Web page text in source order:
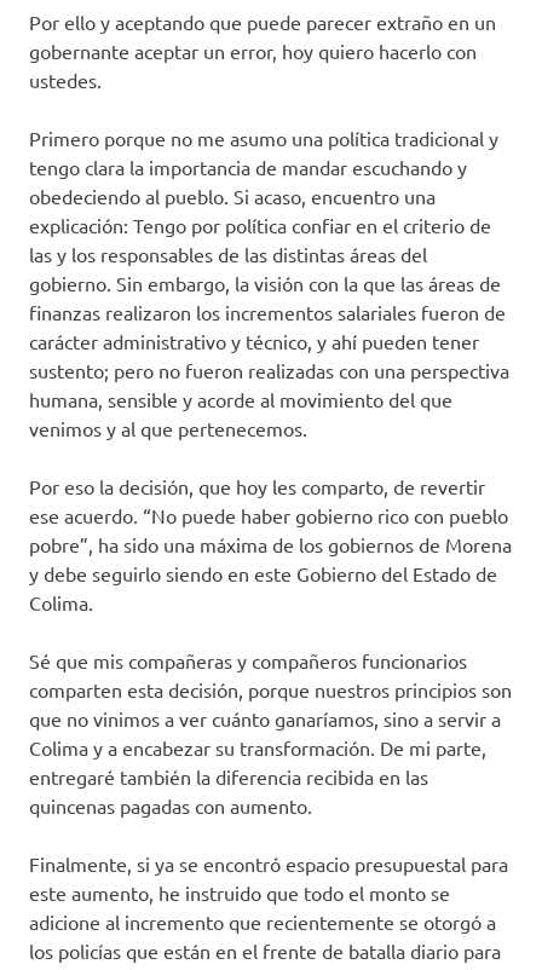
Por ello y aceptando que puede parecer extraño en un
gobernante aceptar un error, hoy quiero hacerlo con
ustedes.
Primero porque no me asumo una política tradicional y
tengo clara la importancia de mandar escuchando y
obedeciendo al pueblo. Si acaso, encuentro una
explicación: Tengo por política confiar en el criterio de
las y los responsables de las distintas áreas del
gobierno. Sin embargo, la visión con la que las áreas de
finanzas realizaron los incrementos salariales fueron de
carácter administrativo y técnico, y ahí pueden tener
sustento; pero no fueron realizadas con una perspectiva
humana, sensible y acorde al movimiento del que
venimos y al que pertenecemos.
Por eso la decisión, que hoy les comparto, de revertir
ese acuerdo. “No puede haber gobierno rico con pueblo
pobre”, ha sido una máxima de los gobiernos de Morena
y debe seguirlo siendo en este Gobierno del Estado de
Colima.
Sé que mis compañeras y compañeros funcionarios
comparten esta decisión, porque nuestros principios son
que no vinimos a ver cuánto ganaríamos, sino a servir a
Colima y a encabezar su transformación. De mi parte,
entregaré también la diferencia recibida en las
quincenas pagadas con aumento.
Finalmente, si ya se encontró espacio presupuestal para
este aumento, he instruido que todo el monto se
adicione al incremento que recientemente se otorgó a
los policías que están en el frente de batalla diario para